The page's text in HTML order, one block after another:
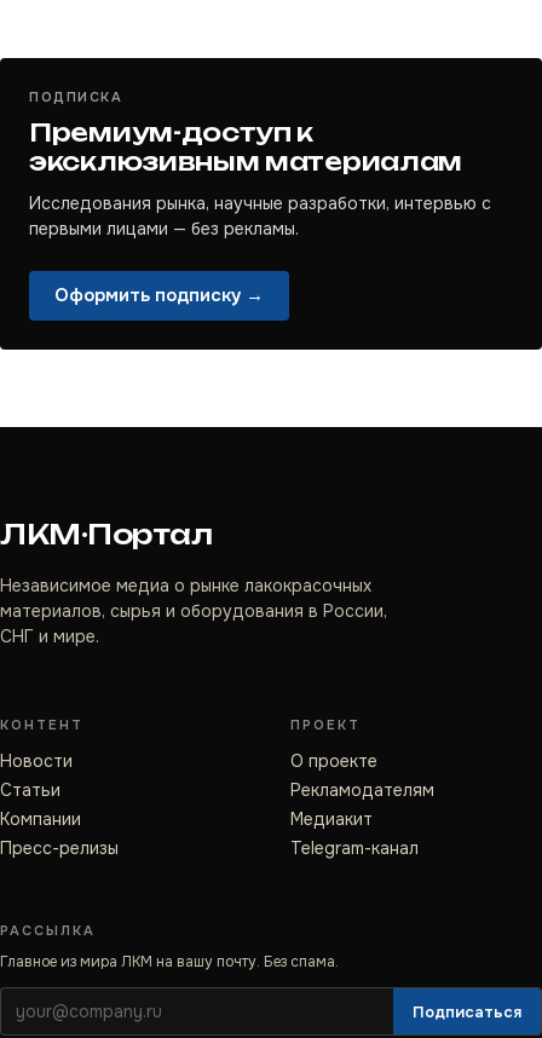
ПОДПИСКА
Премиум-доступ к
эксклюзивным материалам
Исследования рынка, научные разработки, интервью с
первыми лицами — без рекламы.
Оформить подписку →
ЛКМ·Портал
Независимое медиа о рынке лакокрасочных
материалов, сырья и оборудования в России,
СНГ и мире.
КОНТЕНТ
Новости
Статьи
Компании
Пресс-релизы
ПРОЕКТ
О проекте
Рекламодателям
Медиакит
Telegram-канал
РАССЫЛКА
Главное из мира ЛКМ на вашу почту. Без спама.
Подписаться